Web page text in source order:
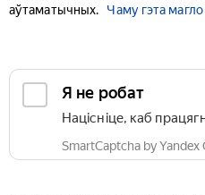
аўтаматычных.
Чаму гэта
Я не робат
Націсніце, каб
SmartCaptcha by Yandex